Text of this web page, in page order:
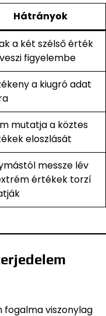
Hátrányok
a két szélső érték
figyelembe
a kiugró adat
mutatja a köztes
eloszlását
messze lév
értékek torzí
fogalma viszonylag